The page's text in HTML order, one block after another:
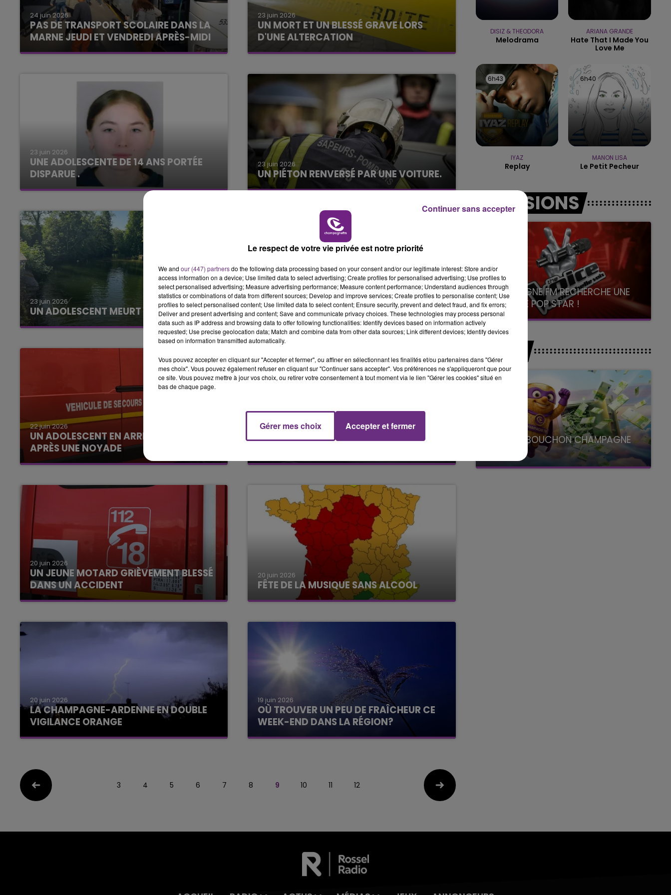
6h00 - 10h00
LA FAMILLE
10h00 - 14h00
LE TICKET DE CAISSE LA RADIO POP
24 juin 2026
PAS DE TRANSPORT SCOLAIRE DANS LA
MARNE JEUDI ET VENDREDI APRÈS-MIDI
23 juin 2026
UN MORT ET UN BLESSÉ GRAVE LORS
D'UNE ALTERCATION
23 juin 2026
UNE ADOLESCENTE DE 14 ANS PORTÉE
DISPARUE .
23 juin 2026
UN PIÉTON RENVERSÉ PAR UNE VOITURE.
23 juin 2026
UN ADOLESCENT MEURT NOYÉ
22 juin 2026
CANICULE : TOUJOURS PLUS D'ÉCOLES
ET DE COLLÈGES FERMÉS
22 juin 2026
UN ADOLESCENT EN ARRÊT CARDIAQUE
APRÈS UNE NOYADE
21 juin 2026
CANICULE : UNE CINQUANTAINE
20 juin 2026
UN JEUNE MOTARD GRIÈVEMENT BLESSÉ
DANS UN ACCIDENT
20 juin 2026
FÊTE DE LA MUSIQUE SANS ALCOOL
20 juin 2026
LA CHAMPAGNE-ARDENNE EN DOUBLE
VIGILANCE ORANGE
19 juin 2026
OÙ TROUVER UN PEU DE FRAÎCHEUR CE
WEEK-END DANS LA RÉGION?
3 4 5 6 7 8 9 10 11 12
DISIZ & THEODORA
Melodrama
ARIANA GRANDE
Hate That I Made You
Love Me
6h43
6h43
IYAZ
Replay
6h40
6h40
MANON LISA
Le Petit Pecheur
EMISSIONS
CHAMPAGNE FM RECHERCHE UNE
NOUVELLE POP STAR !
Toute la journée sur Champagne FM
JEUX
LE SUPER BOUCHON CHAMPAGNE
avec La Famille Champagne FM, à 8H10
Le respect de votre vie privée est notre priorité
We and our (447) partnersdo the following data processing based on your consent and/or our legitimate interest: Store and/or
access information on a device; Use limited data to select advertising; Create profiles for personalised advertising; Use profiles to
select personalised advertising; Measure advertising performance; Measure content performance; Understand audiences through
statistics or combinations of data from different sources; Develop and improve services; Create profiles to personalise content; Use
profiles to select personalised content; Use limited data to select content; Ensure security, prevent and detect fraud, and fix errors;
Deliver and present advertising and content; Save and communicate privacy choices. These technologies may process personal
data such as IP address and browsing data to offer following functionalities: Identify devices based on information actively
requested; Use precise geolocation data; Match and combine data from other data sources; Link different devices; Identify devices
based on information transmitted automatically.
Vous pouvez accepter en cliquant sur "Accepter et fermer", ou affiner en sélectionnant les finalités et/ou partenaires dans "Gérer
mes choix". Vous pouvez également refuser en cliquant sur "Continuer sans accepter". Vos préférences ne s'appliqueront que pour
ce site. Vous pouvez mettre à jour vos choix, ou retirer votre consentement à tout moment via le lien "Gérer les cookies" situé en
bas de chaque page.
Gérer mes choix Accepter et fermer
Continuer sans accepter